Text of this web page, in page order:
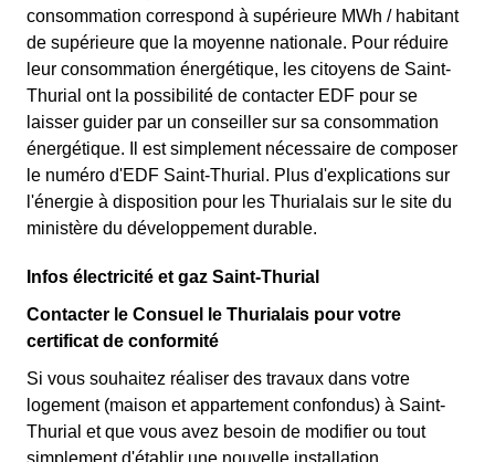
consommation correspond à supérieure MWh / habitant
de supérieure que la moyenne nationale. Pour réduire
leur consommation énergétique, les citoyens de Saint-
Thurial ont la possibilité de contacter EDF pour se
laisser guider par un conseiller sur sa consommation
énergétique. Il est simplement nécessaire de composer
le numéro d'EDF Saint-Thurial. Plus d'explications sur
l'énergie à disposition pour les Thurialais sur le site du
ministère du développement durable.
Infos électricité et gaz Saint-Thurial
Contacter le Consuel le Thurialais pour votre
certificat de conformité
Si vous souhaitez réaliser des travaux dans votre
logement (maison et appartement confondus) à Saint-
Thurial et que vous avez besoin de modifier ou tout
simplement d'établir une nouvelle installation